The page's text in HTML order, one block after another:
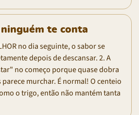
te conta
no dia seguinte, o sabor se
depois de descansar. 2. A
no começo porque quase dobra
murchar. É normal! O centeio
o trigo, então não mantém tanta